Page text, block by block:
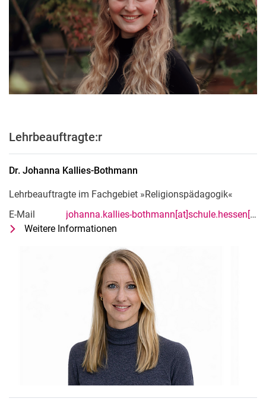
Lehrbeauftragte:r
Dr. Johanna Kallies-Bothmann
Lehrbeauftragte im Fachgebiet »Religionspädagogik«
E-Mail
johanna.kallies-bothmann[at]schule.hessen[dot]de
Weitere Informationen